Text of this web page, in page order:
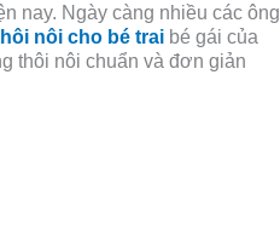
nay. Ngày càng nhiều các ông
nôi cho bé trai bé gái của
thôi nôi chuẩn và đơn giản